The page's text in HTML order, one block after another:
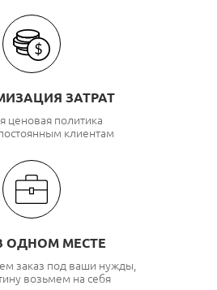
ЗАТРАТ
ценовая политика
клиентам
ОДНОМ МЕСТЕ
заказ под ваши нужды,
возьмем на себя